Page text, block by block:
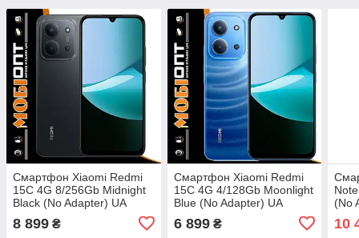
Смартфон Xiaomi Redmi
15C 4G 8/256Gb Midnight
Black (No Adapter) UA
8 899 ₴
Смартфон Xiaomi Redmi
15C 4G 4/128Gb Moonlight
Blue (No Adapter) UA
6 899₴
(No
10